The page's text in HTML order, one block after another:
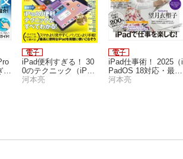
iPad便利すぎる！ 30
0のテクニック（iPad
OS 18対応・超ボリュ
河本亮
iPad仕事術！ 2025（i
PadOS 18対応・最新
版！）
河本亮